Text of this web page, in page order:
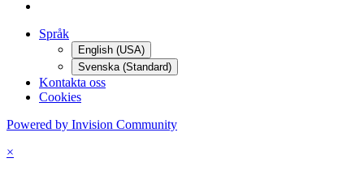
Språk
English (USA)
Svenska (Standard)
Kontakta oss
Cookies
Powered by Invision Community
×